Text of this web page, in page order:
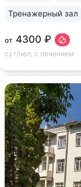
от 4300 ₽
сут/чел, с лечением
Тренажерный зал